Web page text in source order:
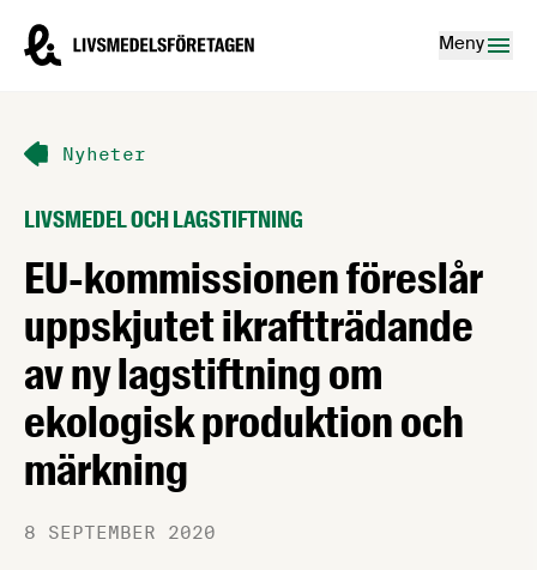
Livsmedelsföretagen – till startsidan
Meny
Nyheter
LIVSMEDEL OCH LAGSTIFTNING
EU-kommissionen föreslår
uppskjutet ikraftträdande
av ny lagstiftning om
ekologisk produktion och
märkning
8 SEPTEMBER 2020